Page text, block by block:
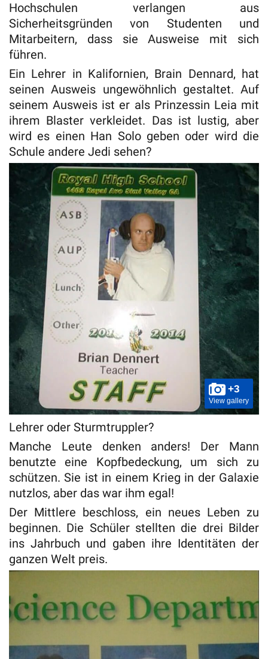
Hochschulen verlangen aus
Sicherheitsgründen von Studenten und
Mitarbeitern, dass sie Ausweise mit sich
führen.
Ein Lehrer in Kalifornien, Brain Dennard, hat
seinen Ausweis ungewöhnlich gestaltet. Auf
seinem Ausweis ist er als Prinzessin Leia mit
ihrem Blaster verkleidet. Das ist lustig, aber
wird es einen Han Solo geben oder wird die
Schule andere Jedi sehen?
+3
View gallery
Lehrer oder Sturmtruppler?
Manche Leute denken anders! Der Mann
benutzte eine Kopfbedeckung, um sich zu
schützen. Sie ist in einem Krieg in der Galaxie
nutzlos, aber das war ihm egal!
Der Mittlere beschloss, ein neues Leben zu
beginnen. Die Schüler stellten die drei Bilder
ins Jahrbuch und gaben ihre Identitäten der
ganzen Welt preis.